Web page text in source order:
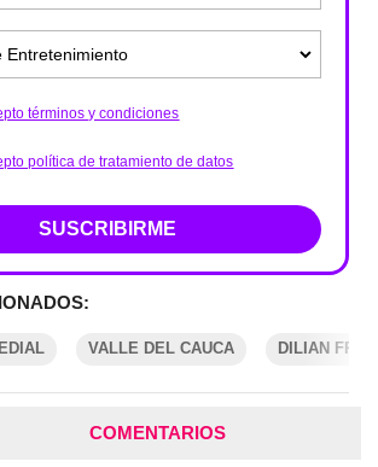
términos y condiciones
política de tratamiento de datos
SUSCRIBIRME
VALLE DEL CAUCA DILIAN
COMENTARIOS